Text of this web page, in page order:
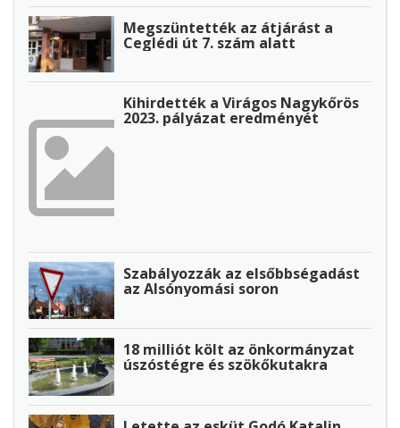
Megszüntették az átjárást a
Ceglédi út 7. szám alatt
Kihirdették a Virágos Nagykőrös
2023. pályázat eredményét
Szabályozzák az elsőbbségadást
az Alsónyomási soron
18 milliót költ az önkormányzat
úszóstégre és szökőkutakra